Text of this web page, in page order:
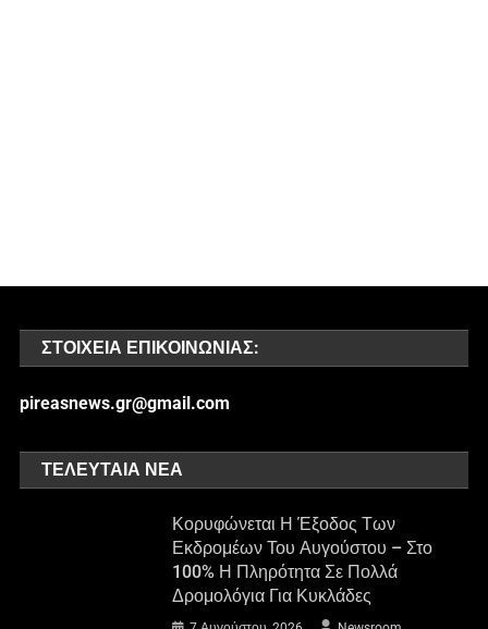
ΣΤΟΙΧΕΊΑ ΕΠΙΚΟΙΝΩΝΊΑΣ:
pireasnews.gr@gmail.com
ΤΕΛΕΥΤΑΊΑ ΝΈΑ
Κορυφώνεται Η Έξοδος Των
Εκδρομέων Του Αυγούστου – Στο
100% Η Πληρότητα Σε Πολλά
Δρομολόγια Για Κυκλάδες